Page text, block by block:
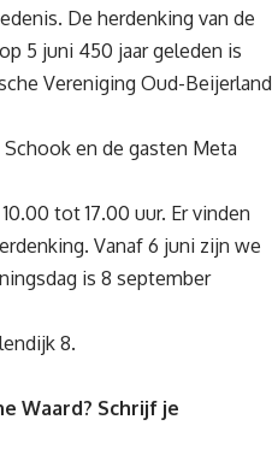
De herdenking van de
5 juni 450 jaar geleden is
Vereniging Oud-Beijerland
Schook en de gasten Meta
tot 17.00 uur. Er vinden
Vanaf 6 juni zijn we
is 8 september
8.
Waard? Schrijf je